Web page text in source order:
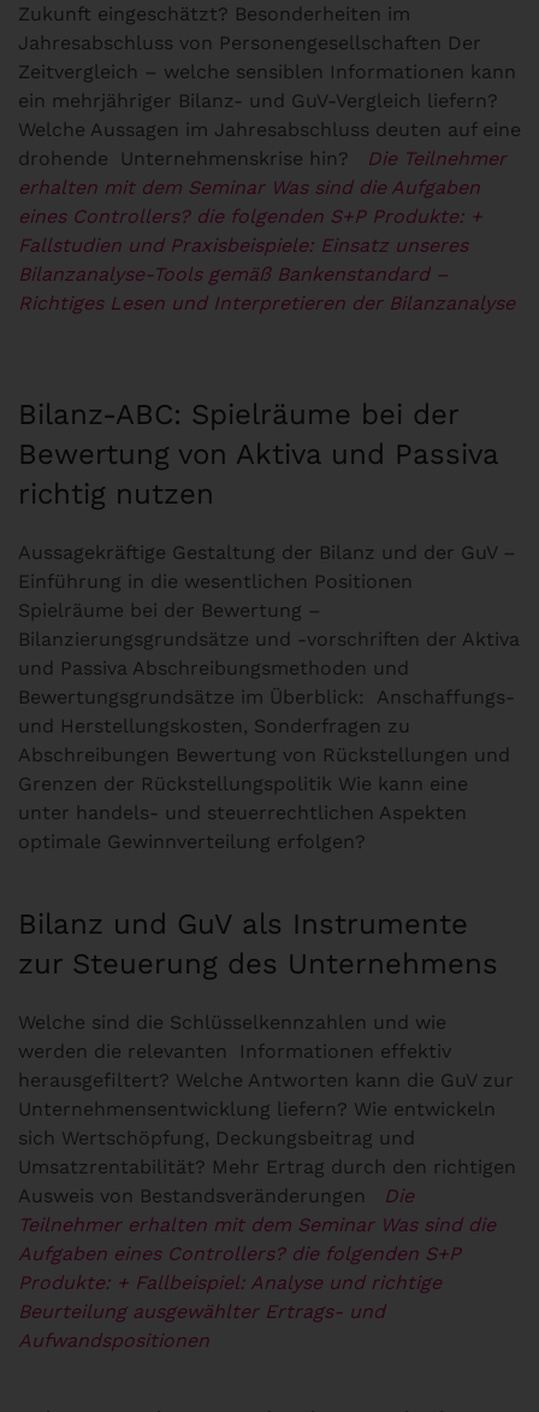
Zukunft eingeschätzt? Besonderheiten im
Jahresabschluss von Personengesellschaften Der
Zeitvergleich – welche sensiblen Informationen kann
ein mehrjähriger Bilanz- und GuV-Vergleich liefern?
Welche Aussagen im Jahresabschluss deuten auf eine
drohende Unternehmenskrise hin?
Die Teilnehmer
erhalten mit dem Seminar Was sind die Aufgaben
eines Controllers? die folgenden S+P Produkte: +
Fallstudien und Praxisbeispiele: Einsatz unseres
Bilanzanalyse-Tools gemäß Bankenstandard –
Richtiges Lesen und Interpretieren der Bilanzanalyse
Bilanz-ABC: Spielräume bei der
Bewertung von Aktiva und Passiva
richtig nutzen
Aussagekräftige Gestaltung der Bilanz und der GuV –
Einführung in die wesentlichen Positionen
Spielräume bei der Bewertung –
Bilanzierungsgrundsätze und -vorschriften der Aktiva
und Passiva Abschreibungsmethoden und
Bewertungsgrundsätze im Überblick: Anschaffungs-
und Herstellungskosten, Sonderfragen zu
Abschreibungen Bewertung von Rückstellungen und
Grenzen der Rückstellungspolitik Wie kann eine
unter handels- und steuerrechtlichen Aspekten
optimale Gewinnverteilung erfolgen?
Bilanz und GuV als Instrumente
zur Steuerung des Unternehmens
Welche sind die Schlüsselkennzahlen und wie
werden die relevanten Informationen effektiv
herausgefiltert? Welche Antworten kann die GuV zur
Unternehmensentwicklung liefern? Wie entwickeln
sich Wertschöpfung, Deckungsbeitrag und
Umsatzrentabilität? Mehr Ertrag durch den richtigen
Ausweis von Bestandsveränderungen
Die
Teilnehmer erhalten mit dem Seminar Was sind die
Aufgaben eines Controllers? die folgenden S+P
Produkte: + Fallbeispiel: Analyse und richtige
Beurteilung ausgewählter Ertrags- und
Aufwandspositionen